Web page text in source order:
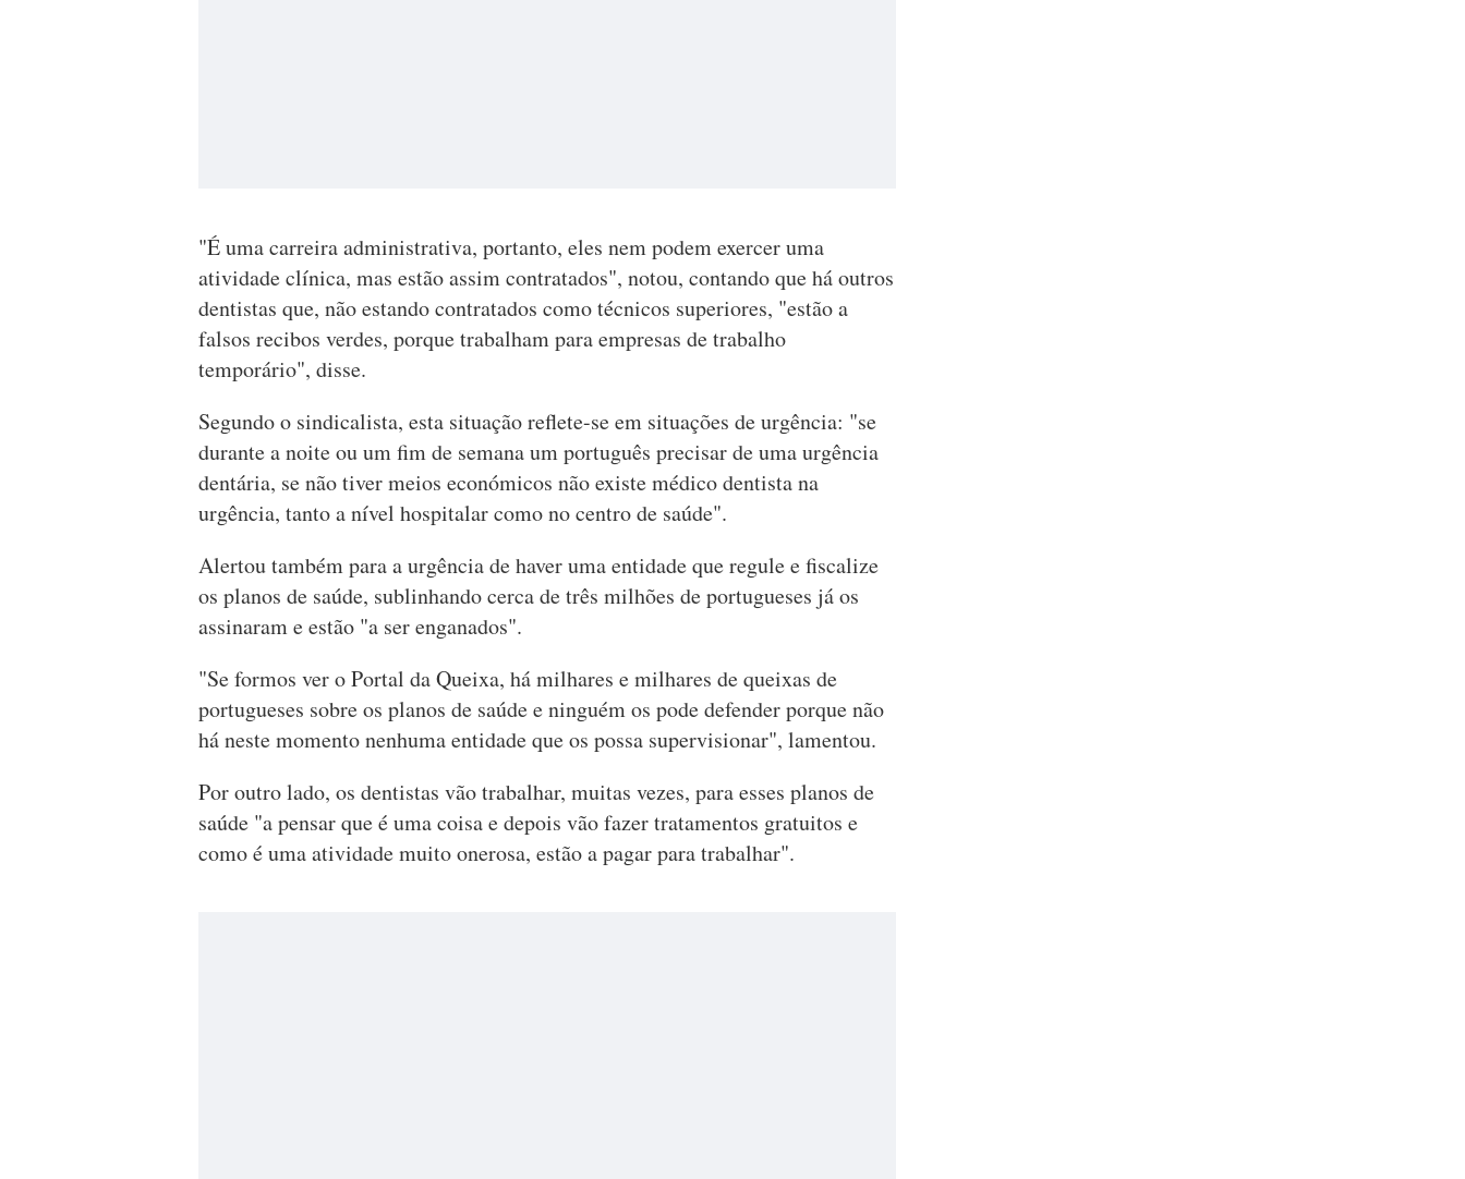
"É uma carreira administrativa, portanto, eles nem podem exercer uma
atividade clínica, mas estão assim contratados", notou, contando que há outros
dentistas que, não estando contratados como técnicos superiores, "estão a
falsos recibos verdes, porque trabalham para empresas de trabalho
temporário", disse.
Segundo o sindicalista, esta situação reflete-se em situações de urgência: "se
durante a noite ou um fim de semana um português precisar de uma urgência
dentária, se não tiver meios económicos não existe médico dentista na
urgência, tanto a nível hospitalar como no centro de saúde".
Alertou também para a urgência de haver uma entidade que regule e fiscalize
os planos de saúde, sublinhando cerca de três milhões de portugueses já os
assinaram e estão "a ser enganados".
"Se formos ver o Portal da Queixa, há milhares e milhares de queixas de
portugueses sobre os planos de saúde e ninguém os pode defender porque não
há neste momento nenhuma entidade que os possa supervisionar", lamentou.
Por outro lado, os dentistas vão trabalhar, muitas vezes, para esses planos de
saúde "a pensar que é uma coisa e depois vão fazer tratamentos gratuitos e
como é uma atividade muito onerosa, estão a pagar para trabalhar".